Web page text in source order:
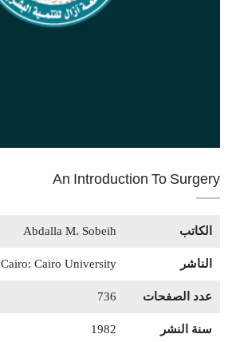
An Introduction To Surgery
الكاتب Abdalla M. Sobeih
الناشر Cairo: Cairo University
عدد الصفحات 736
سنة النشر 1982